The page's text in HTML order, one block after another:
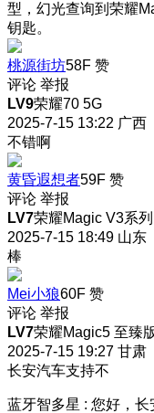
型，幻光查询到荣耀
钥匙。
桃源街坊58F 赞
评论 举报
LV9荣耀70 5G
2025-7-15 13:22 广西
不错啊
黄昏遐想者59F 赞
评论 举报
LV7荣耀Magic V3系列
2025-7-15 18:49 山东
棒
Mei小狼60F 赞
评论 举报
LV7荣耀Magic5 至臻
2025-7-15 19:27 甘肃
长安汽车支持不
蓝牙智多星 : 您好，长